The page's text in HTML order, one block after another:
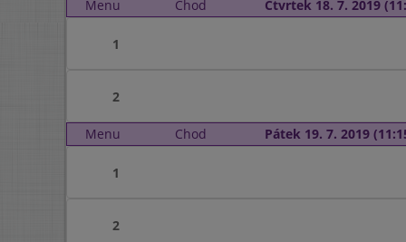
Menu Chod Čtvrtek 18. 7. 2019
1
2
Menu Chod Pátek 19. 7. 2019
1
2